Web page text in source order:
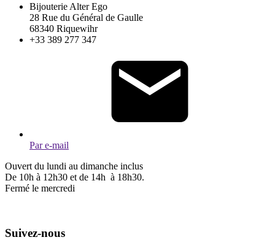
Bijouterie Alter Ego
28 Rue du Général de Gaulle
68340 Riquewihr
+33 389 277 347
Par e-mail
Ouvert du lundi au dimanche inclus
De 10h à 12h30 et de 14h à 18h30.
Fermé le mercredi
Suivez-nous